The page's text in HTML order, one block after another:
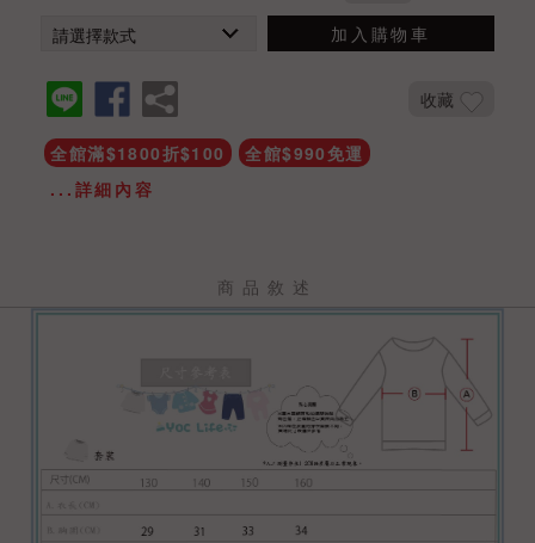
加入購物車
收藏
全館滿$1800折$100
全館$990免運
...詳細內容
商品敘述